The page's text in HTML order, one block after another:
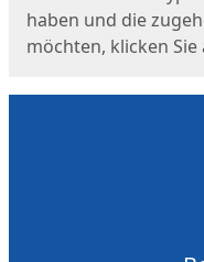
haben und die
möchten, klicken